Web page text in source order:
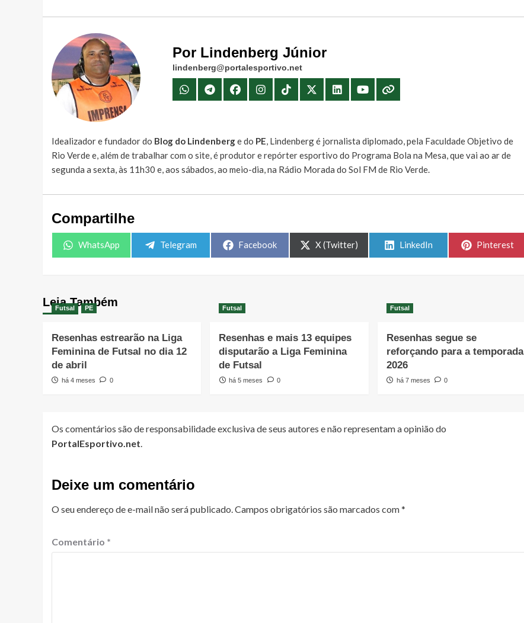
Por Lindenberg Júnior
lindenberg@portalesportivo.net
Idealizador e fundador do Blog do Lindenberge do PE, Lindenberg é jornalista diplomado, pela Faculdade Objetivo de
Rio Verde e, além de trabalhar com o site, é produtor e repórter esportivo do Programa Bola na Mesa, que vai ao ar de
segunda a sexta, às 11h30 e, aos sábados, ao meio-dia, na Rádio Morada do Sol FM de Rio Verde.
Compartilhe
Share
WhatsApp
Share
Telegram
Share
Facebook
Share
on
X (Twitter)
Share
LinkedIn
Share
Pinterest
Leia Também
Futsal PE
Resenhas estrearão na Liga
Feminina de Futsal no dia 12
de abril
há 4 meses 0
Futsal
Resenhas e mais 13 equipes
disputarão a Liga Feminina
de Futsal
há 5 meses 0
Futsal
Resenhas segue se
reforçando para a temporada
2026
há 7 meses 0
Os comentários são de responsabilidade exclusiva de seus autores e não representam a opinião do
PortalEsportivo.net
Deixe um comentário
O seu endereço de e-mail não será publicado. Campos obrigatórios são marcados com*
Comentário *